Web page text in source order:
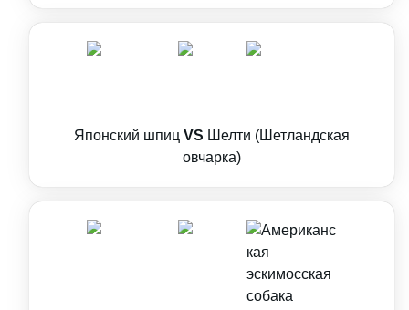
Японский шпиц VS Шелти (Шетландская
овчарка)